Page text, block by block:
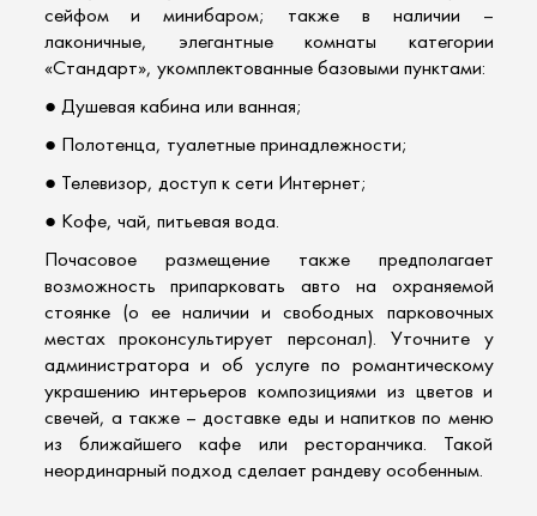
сейфом и минибаром; также в наличии –
лаконичные, элегантные комнаты категории
«Стандарт», укомплектованные базовыми пунктами:
● Душевая кабина или ванная;
● Полотенца, туалетные принадлежности;
● Телевизор, доступ к сети Интернет;
● Кофе, чай, питьевая вода.
Почасовое размещение также предполагает
возможность припарковать авто на охраняемой
стоянке (о ее наличии и свободных парковочных
местах проконсультирует персонал). Уточните у
администратора и об услуге по романтическому
украшению интерьеров композициями из цветов и
свечей, а также – доставке еды и напитков по меню
из ближайшего кафе или ресторанчика. Такой
неординарный подход сделает рандеву особенным.